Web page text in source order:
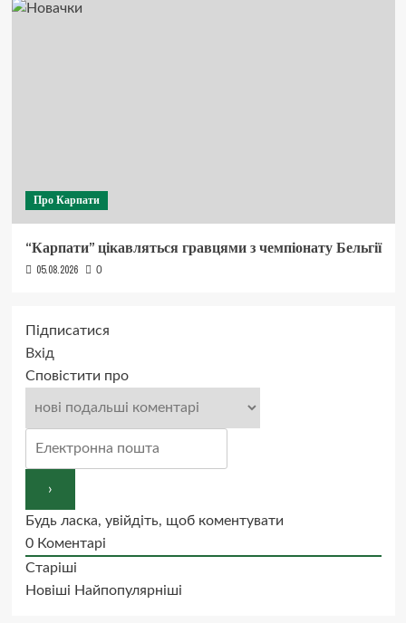
Про Карпати
“Карпати” цікавляться гравцями з чемпіонату Бельгії
05.08.2026 0
Підписатися
Вхід
Сповістити про
Будь ласка, увійдіть, щоб коментувати
0Коментарі
Старіші
Новіші Найпопулярніші